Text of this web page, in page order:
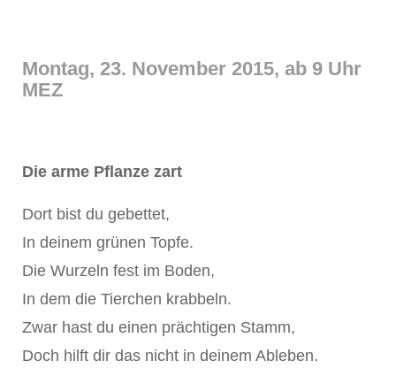
Montag, 23. November 2015, ab 9 Uhr
MEZ
Die arme Pflanze zart
Dort bist du gebettet,
In deinem grünen Topfe.
Die Wurzeln fest im Boden,
In dem die Tierchen krabbeln.
Zwar hast du einen prächtigen Stamm,
Doch hilft dir das nicht in deinem Ableben.